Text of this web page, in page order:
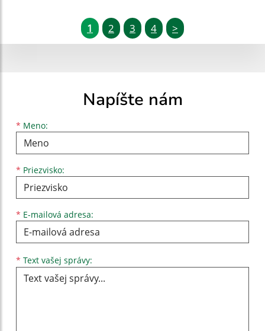
1 2 3 4 >
Napíšte nám
* Meno:
Meno
* Priezvisko:
Priezvisko
* E-mailová adresa:
E-mailová adresa
* Text vašej správy: